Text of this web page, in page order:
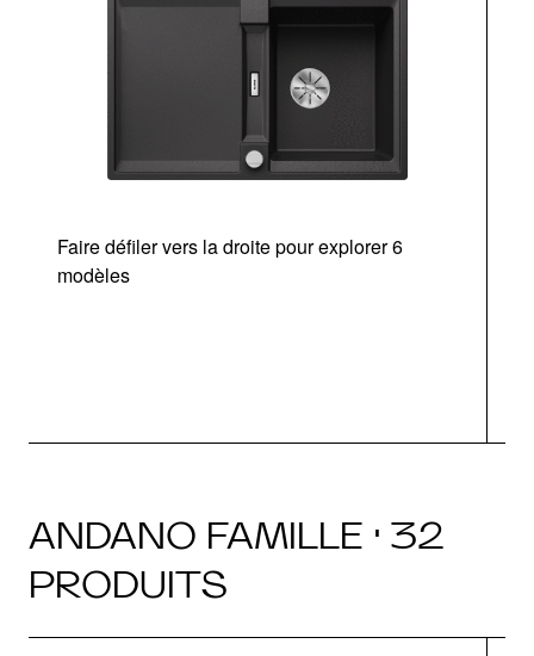
Faire défiler vers la droite pour explorer 6
modèles
ANDANO FAMILLE · 32
PRODUITS